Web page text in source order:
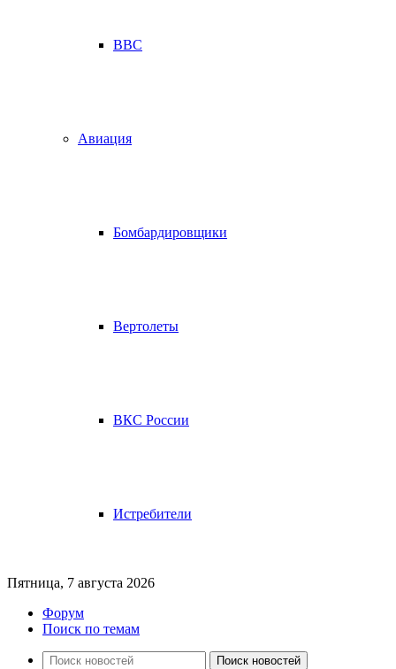
ВВС
Авиация
Бомбардировщики
Вертолеты
ВКС России
Истребители
Пятница, 7 августа 2026
Форум
Поиск по темам
Поиск новостей